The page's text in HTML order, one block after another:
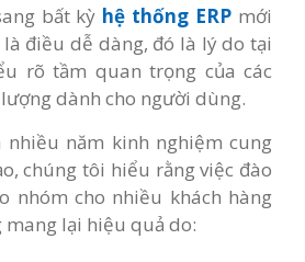
bất kỳ hệ thống ERP mới
điều dễ dàng, đó là lý do tại
rõ tầm quan trọng của các
dành cho người dùng.
nhiều năm kinh nghiệm cung
chúng tôi hiểu rằng việc đào
nhóm cho nhiều khách hàng
mang lại hiệu quả do: